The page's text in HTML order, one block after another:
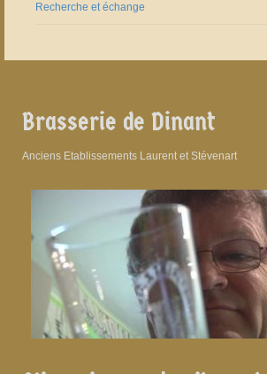
Recherche et échange
Brasserie de Dinant
Anciens Etablissements Laurent et Stévenart